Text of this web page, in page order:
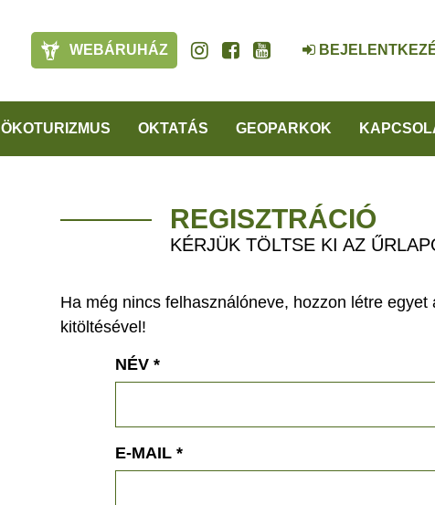
WEBÁRUHÁZ
ÖKOTURIZMUS OKTATÁS GEOPARKOK
REGISZTRÁCIÓ
KÉRJÜK TÖLTSE KI AZ
Ha még nincs felhasználóneve, hozzon létre egyet
kitöltésével!
NÉV *
E-MAIL *